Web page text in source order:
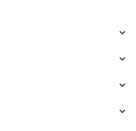
keyboard_arrow_down
keyboard_arrow_down
keyboard_arrow_down
keyboard_arrow_down